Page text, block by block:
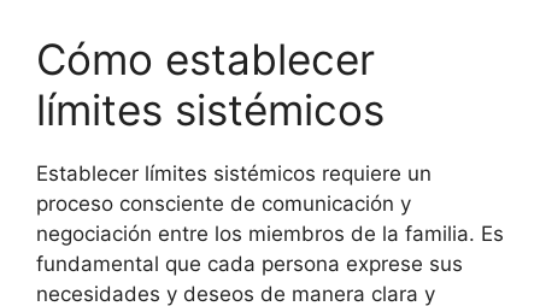
Cómo establecer
límites sistémicos
Establecer límites sistémicos requiere un
proceso consciente de comunicación y
negociación entre los miembros de la familia. Es
fundamental que cada persona exprese sus
necesidades y deseos de manera clara y